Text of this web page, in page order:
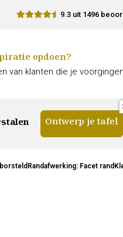
9.3 uit 1496
opdoen?
van klanten die je voorgingen
Ontwerp je tafel
Facet